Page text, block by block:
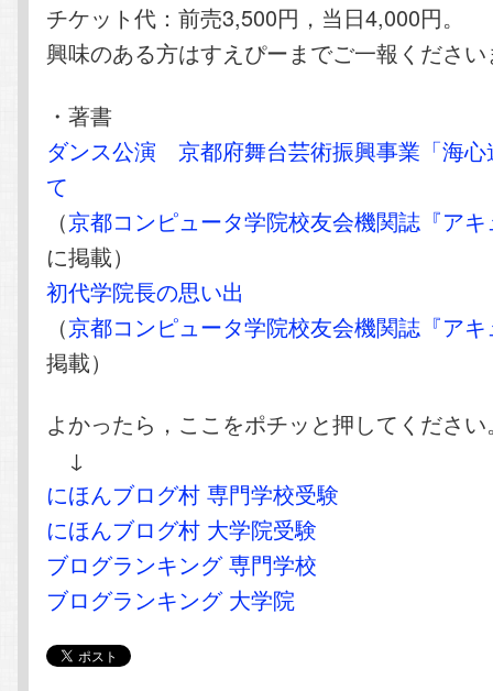
チケット代：前売3,500円，当日4,000円。
興味のある方はすえぴーまでご一報くださ
・著書
ダンス公演 京都府舞台芸術振興事業「海心
て
（京都コンピュータ学院校友会機関誌『ア
に掲載）
初代学院長の思い出
（京都コンピュータ学院校友会機関誌『ア
掲載）
よかったら，ここをポチッと押してください
↓
にほんブログ村 専門学校受験
にほんブログ村 大学院受験
ブログランキング 専門学校
ブログランキング 大学院